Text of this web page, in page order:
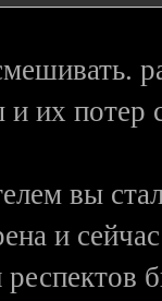
и их потер
вы
и
респектов